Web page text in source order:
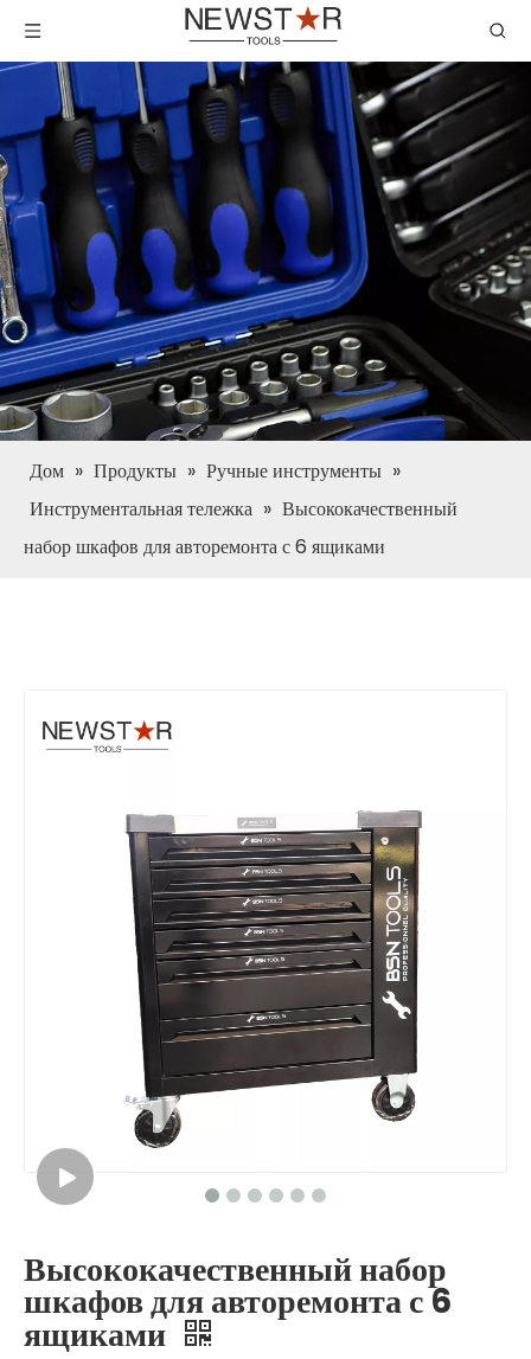
Дом » Продукты » Ручные инструменты »
Инструментальная тележка » Высококачественный
набор шкафов для авторемонта с 6 ящиками
Высококачественный набор
шкафов для авторемонта с 6
ящиками